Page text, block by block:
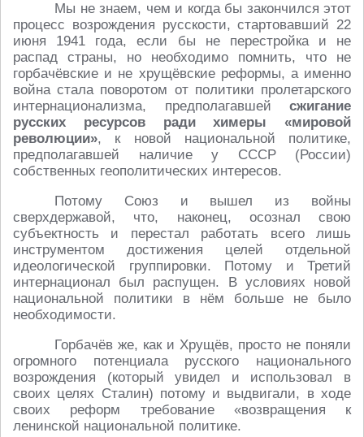
Мы не знаем, чем и когда бы закончился этот
процесс возрождения русскости, стартовавший 22
июня 1941 года, если бы не перестройка и не
распад страны, но необходимо помнить, что не
горбачёвские и не хрущёвские реформы, а именно
война стала поворотом от политики пролетарского
интернационализма, предполагавшей сжигание
русских ресурсов ради химеры «мировой
революции», к новой национальной политике,
предполагавшей наличие у СССР (России)
собственных геополитических интересов.
Потому Союз и вышел из войны
сверхдержавой, что, наконец, осознал свою
субъектность и перестал работать всего лишь
инструментом достижения целей отдельной
идеологической группировки. Потому и Третий
интернационал был распущен. В условиях новой
национальной политики в нём больше не было
необходимости.
Горбачёв же, как и Хрущёв, просто не поняли
огромного потенциала русского национального
возрождения (который увидел и использовал в
своих целях Сталин) потому и выдвигали, в ходе
своих реформ требование «возвращения к
ленинской национальной политике.